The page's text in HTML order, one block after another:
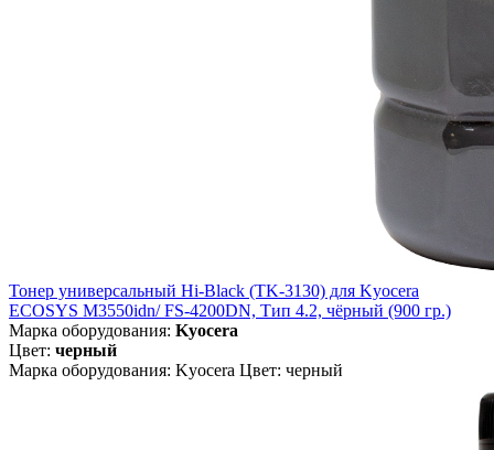
Тонер универсальный Hi-Black (TK-3130) для Kyocera
ECOSYS M3550idn/ FS-4200DN, Тип 4.2, чёрный (900 гр.)
Марка оборудования: Kyocera
Цвет: черный
Марка оборудования: Kyocera Цвет: черный